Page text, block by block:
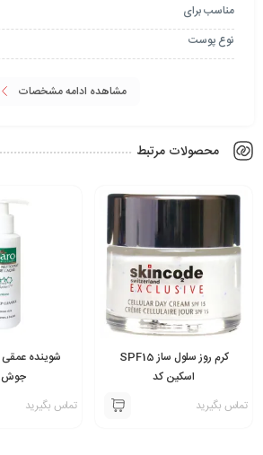
مناسب برای
نوع پوست
مشاهده ادامه مشخصات
محصولات مرتبط
کرم روز سلول ساز SPF15
اسکین کد
تماس بگیرید
شوینده
جوش
تماس بگیرید